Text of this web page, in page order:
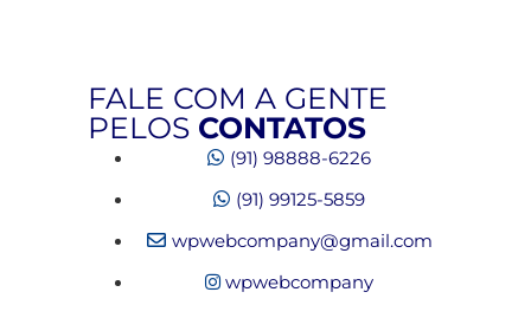
FALE COM A GENTE
PELOS CONTATOS
(91) 98888-6226
(91) 99125-5859
wpwebcompany@gmail.com
wpwebcompany